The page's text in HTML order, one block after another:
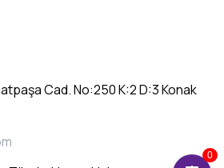
Cad. No:250 K:2 D:3 Konak
0